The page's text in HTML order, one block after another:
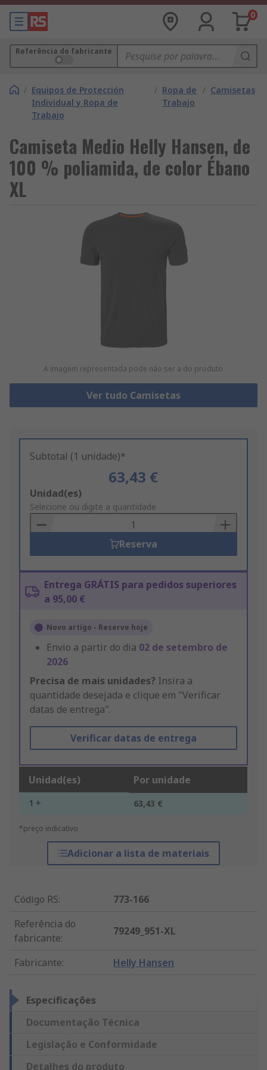
0
Referência do fabricante
/ Equipos de Protección
Individual y Ropa de
Trabajo
/ Ropa de
Trabajo
/ Camisetas
Camiseta Medio Helly Hansen, de
100 % poliamida, de color Ébano
XL
A imagem representada pode não ser a do produto
Ver tudo Camisetas
Subtotal (1 unidade)*
63,43 €
Add
to
Basket
Unidad(es)
Selecione ou digite a quantidade
Reserva
Entrega GRÁTIS para pedidos superiores
a 95,00 €
Novo artigo - Reserve hoje
Envio a partir do dia 02 de setembro de
2026
Precisa de mais unidades? Insira a
quantidade desejada e clique em "Verificar
datas de entrega".
Verificar datas de entrega
Unidad(es) Por unidade
1 + 63,43 €
*preço indicativo
Adicionar a lista de materiais
Código RS:
773-166
Referência do
fabricante:
79249_951-XL
Fabricante: Helly Hansen
Especificações
Documentação Técnica
Legislação e Conformidade
Detalhes do produto